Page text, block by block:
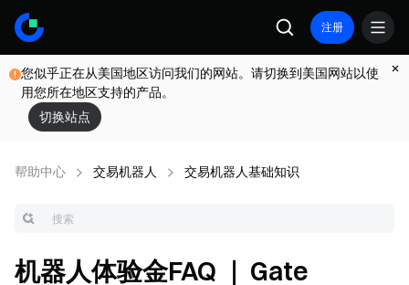
注册
您似乎正在从美国地区访问我们的网站。请切换到美国网站以使
用您所在地区支持的产品。
切换站点
帮助中心 交易机器人 交易机器人基础知识
机器人体验金FAQ ｜ Gate